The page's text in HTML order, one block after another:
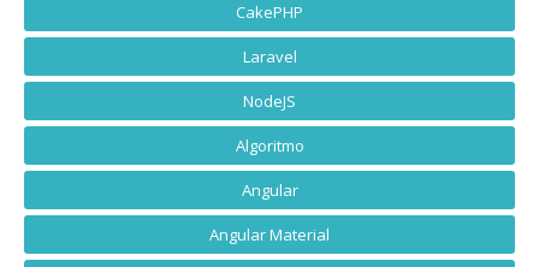
CakePHP
Laravel
NodeJS
Algoritmo
Angular
Angular Material